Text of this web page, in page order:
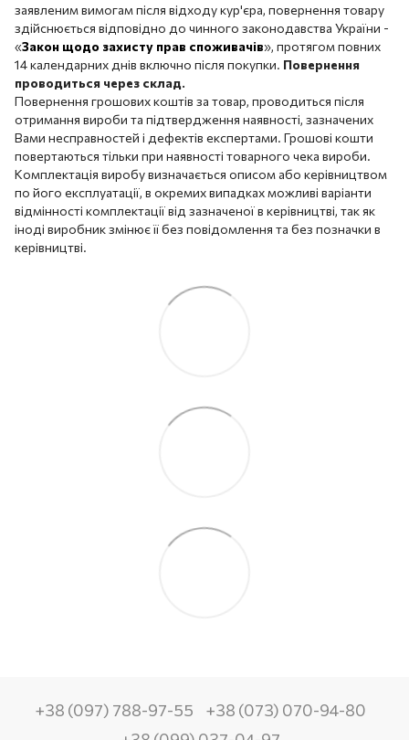
заявленим вимогам після відходу кур'єра, повернення товару
здійснюється відповідно до чинного законодавства України -
«Закон щодо захисту прав споживачів», протягом повних
14 календарних днів включно після покупки. Повернення
проводиться через склад.
Повернення грошових коштів за товар, проводиться після
отримання вироби та підтвердження наявності, зазначених
Вами несправностей і дефектів експертами. Грошові кошти
повертаються тільки при наявності товарного чека вироби.
Комплектація виробу визначається описом або керівництвом
по його експлуатації, в окремих випадках можливі варіанти
відмінності комплектації від зазначеної в керівництві, так як
іноді виробник змінює її без повідомлення та без позначки в
керівництві.
+38 (097) 788-97-55
+38 (073) 070-94-80